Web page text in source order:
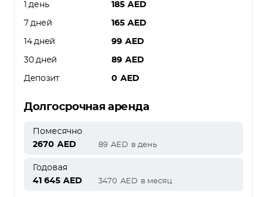
1 день
185 AED
7 дней 165 AED
14 дней 99 AED
30 дней 89 AED
Депозит 0 AED
Долгосрочная аренда
Помесячно
2670 AED 89 AED в день
Годовая
41 645 AED 3470 AED в месяц